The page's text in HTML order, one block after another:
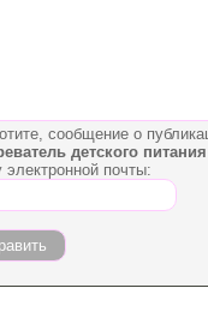
сообщение о
детского
электронной почты: